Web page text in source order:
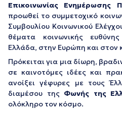
Επικοινωνίας Ενημέρωσης
προωθεί το συμμετοχικό
Συμβουλίου Κοινωνικού
θέματα κοινωνικής
Ελλάδα, στην Ευρώπη και στον
Πρόκειται για μια δίωρη,
σε καινοτόμες ιδέες και
ανοίξει γέφυρες με τους
διαμέσου της Φωνής της
ολόκληρο τον κόσμο.